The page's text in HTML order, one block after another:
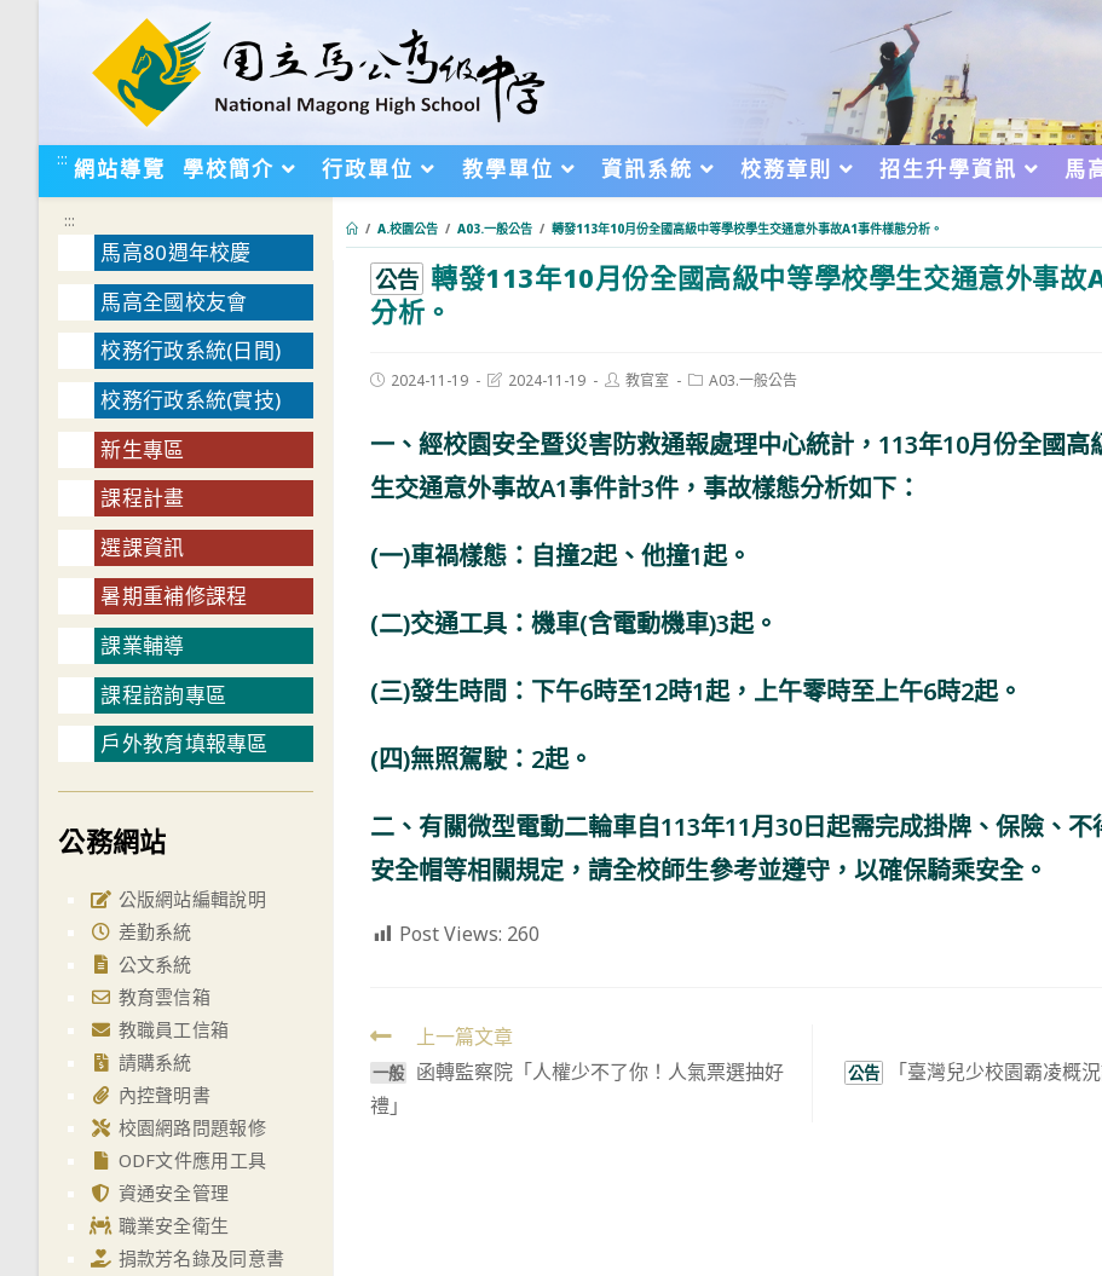
::: 網站導覽 學校簡介 行政單位 教學單位 資訊系統 校務章則 招生升學資訊 馬
/ A.校園公告 / A03.一般公告 / 轉發113年10月份全國高級中等學校學生交通意外事故A1事件樣態分析。
公告 轉發113年10月份全國高級中等學校學生交通意外事故
分析。
Post2024-11-19
Post2024-11-19
Post教官室
PostA03.一般公告
一、經校園安全暨災害防救通報處理中心統計，113年10月份全國高
生交通意外事故A1事件計3件，事故樣態分析如下：
(一)車禍樣態：自撞2起、他撞1起。
(二)交通工具：機車(含電動機車)3起。
(三)發生時間：下午6時至12時1起，上午零時至上午6時2起。
(四)無照駕駛：2起。
二、有關微型電動二輪車自113年11月30日起需完成掛牌、保險、不
安全帽等相關規定，請全校師生參考並遵守，以確保騎乘安全。
Post Views: 260
Read
more
articles
上一篇文章
⼀般
函轉監察院「人權少不了你！人氣票選抽好
禮」
公告
「臺灣兒少校園霸凌概
:::
馬高80週年校慶
馬高全國校友會
校務行政系統(日間)
校務行政系統(實技)
新生專區
課程計畫
選課資訊
暑期重補修課程
課業輔導
課程諮詢專區
戶外教育填報專區
公務網站
公版網站編輯說明
差勤系統
公文系統
教育雲信箱
教職員工信箱
請購系統
內控聲明書
校園網路問題報修
ODF文件應用工具
資通安全管理
職業安全衛生
捐款芳名錄及同意書